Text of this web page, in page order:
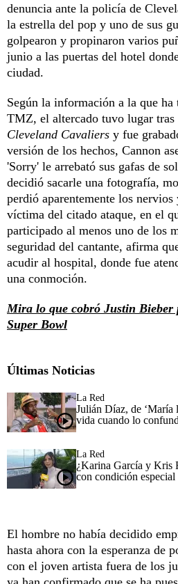
denuncia ante la policía de
la estrella del pop y uno de sus
golpearon y propinaron varios
junio a las puertas del hotel
ciudad.
Según la información a la que ha
TMZ, el altercado tuvo lugar tras
Cleveland Cavaliers y fue
versión de los hechos, Cannon
'Sorry' le arrebató sus gafas de
decidió sacarle una fotografía,
perdió aparentemente los
víctima del citado ataque, en el
participado al menos uno de los
seguridad del cantante, afirma
acudir al hospital, donde fue
una conmoción.
Mira lo que cobró Justin Bieber
Super Bowl
Últimas Noticias
La Red
Julián Díaz, de ‘María
vida cuando lo
La Red
¿Karina García y Kris
con condición especial
El hombre no había decidido
hasta ahora con la esperanza de
con el joven artista fuera de los